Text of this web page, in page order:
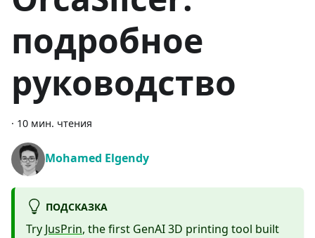
подробное
руководство
· 10 мин. чтения
Mohamed Elgendy
ПОДСКАЗКА
Try JusPrin, the first GenAI 3D printing tool built